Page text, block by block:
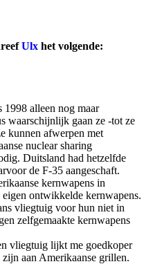
Ulx het volgende:
alleen nog maar
waarschijnlijk gaan ze -tot ze
kunnen afwerpen met
nuclear sharing
Duitsland had hetzelfde
de F-35 aangeschaft.
kernwapens in
ontwikkelde kernwapens.
vliegtuig voor hun niet in
zelfgemaakte kernwapens
vliegtuig lijkt me goedkoper
aan Amerikaanse grillen.